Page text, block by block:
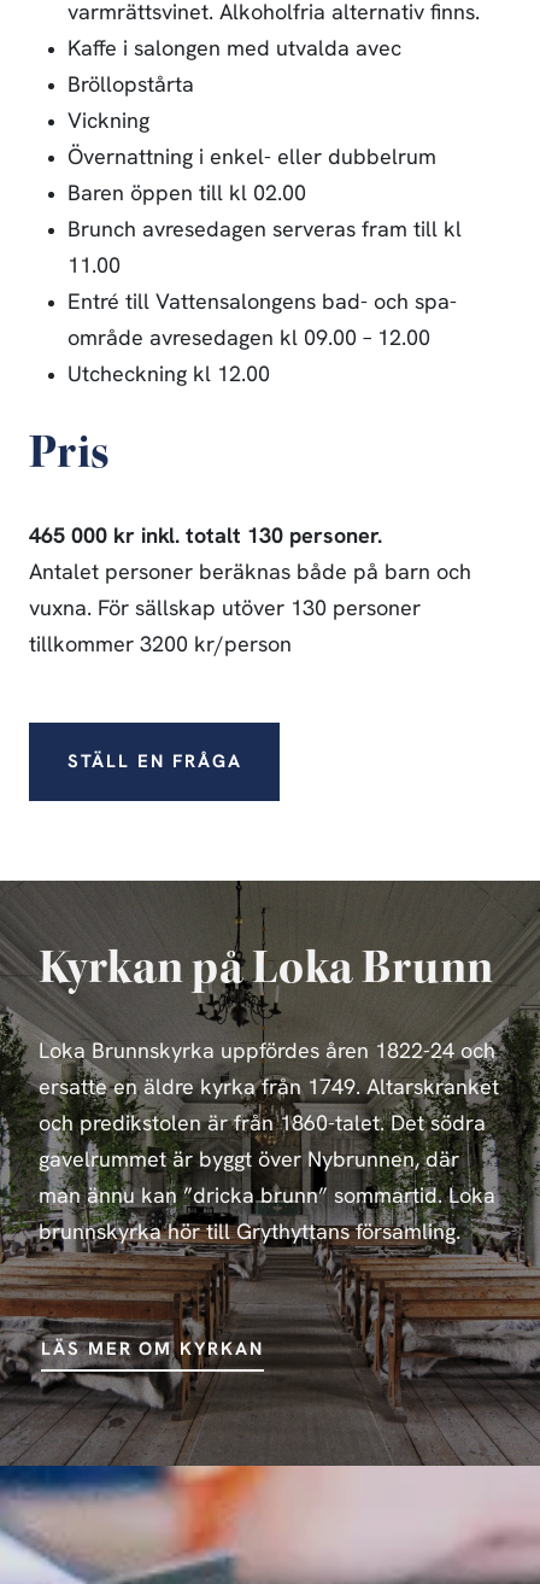
varmrättsvinet. Alkoholfria alternativ finns.
Kaffe i salongen med utvalda avec
Bröllopstårta
Vickning
Övernattning i enkel- eller dubbelrum
Baren öppen till kl 02.00
Brunch avresedagen serveras fram till kl
11.00
Entré till Vattensalongens bad- och spa-
område avresedagen kl 09.00 – 12.00
Utcheckning kl 12.00
Pris
465 000 kr inkl. totalt 130 personer.
Antalet personer beräknas både på barn och
vuxna. För sällskap utöver 130 personer
tillkommer 3200 kr/person
STÄLL EN FRÅGA
Kyrkan på Loka Brunn
Loka Brunnskyrka uppfördes åren 1822-24 och
ersatte en äldre kyrka från 1749. Altarskranket
och predikstolen är från 1860-talet. Det södra
gavelrummet är byggt över Nybrunnen, där
man ännu kan ”dricka brunn” sommartid. Loka
brunnskyrka hör till Grythyttans församling.
LÄS MER OM KYRKAN